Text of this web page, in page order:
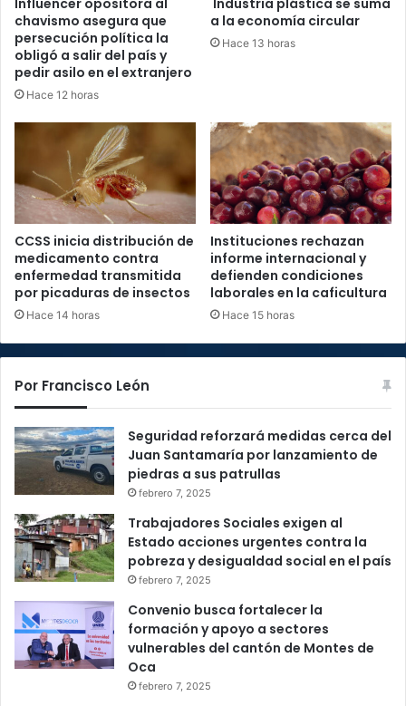
chavismo asegura que
persecución política la
obligó a salir del país y
pedir asilo en el extranjero
Hace 12 horas
a la economía circular
Hace 13 horas
CCSS inicia distribución de
medicamento contra
enfermedad transmitida
por picaduras de insectos
Hace 14 horas
Instituciones rechazan
informe internacional y
defienden condiciones
laborales en la caficultura
Hace 15 horas
Por Francisco León
Seguridad reforzará medidas cerca del
Juan Santamaría por lanzamiento de
piedras a sus patrullas
febrero 7, 2025
Trabajadores Sociales exigen al
Estado acciones urgentes contra la
pobreza y desigualdad social en el país
febrero 7, 2025
Convenio busca fortalecer la
formación y apoyo a sectores
vulnerables del cantón de Montes de
Oca
febrero 7, 2025